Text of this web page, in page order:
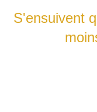
S'ensuivent